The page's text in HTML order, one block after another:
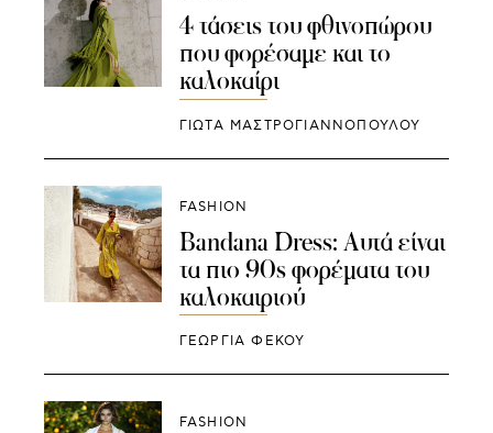
4 τάσεις του φθινοπώρου
που φορέσαμε και το
καλοκαίρι
ΓΙΩΤΑ ΜΑΣΤΡΟΓΙΑΝΝΟΠΟΥΛΟΥ
FASHION
Bandana Dress: Αυτά είναι
τα πιο 90s φορέματα του
καλοκαιριού
ΓΕΩΡΓΙΑ ΦΕΚΟΥ
FASHION